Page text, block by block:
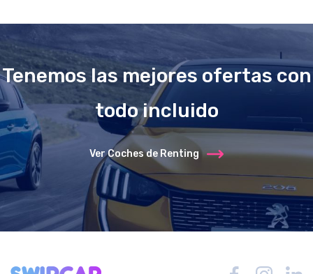
Tenemos las mejores ofertas con
todo incluido
Ver Coches de Renting